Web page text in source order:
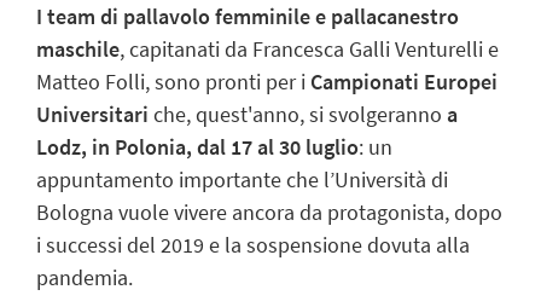
I team di pallavolo femminile e pallacanestro
maschile, capitanati da Francesca Galli Venturelli e
Matteo Folli, sono pronti per i Campionati Europei
Universitari che, quest'anno, si svolgeranno a
Lodz, in Polonia, dal 17 al 30 luglio: un
appuntamento importante che l’Università di
Bologna vuole vivere ancora da protagonista, dopo
i successi del 2019 e la sospensione dovuta alla
pandemia.